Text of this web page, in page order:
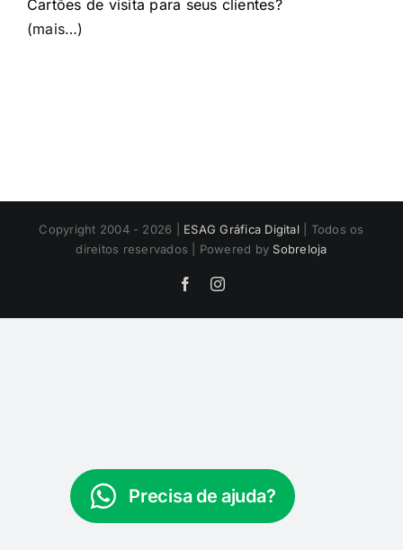
Precisa de ajuda?
Cartões de visita para seus clientes?
(mais…)
Copyright 2004 - 2026 | ESAG Gráfica Digital| Todos os
direitos reservados | Powered by Sobreloja
FacebookInstagram